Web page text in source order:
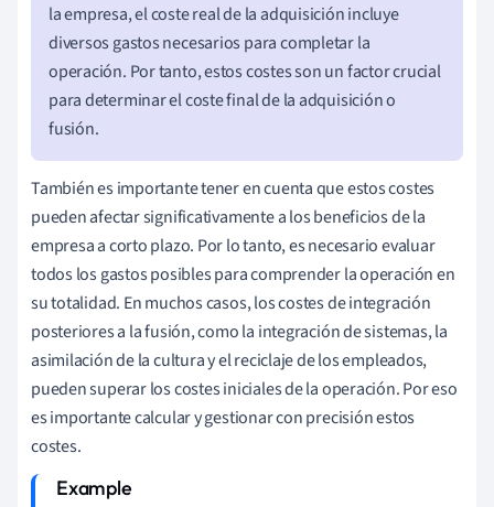
la empresa, el coste real de la adquisición incluye
diversos gastos necesarios para completar la
operación. Por tanto, estos costes son un factor crucial
para determinar el coste final de la adquisición o
fusión.
También es importante tener en cuenta que estos costes
pueden afectar significativamente a los beneficios de la
empresa a corto plazo. Por lo tanto, es necesario evaluar
todos los gastos posibles para comprender la operación en
su totalidad. En muchos casos, los costes de integración
posteriores a la fusión, como la integración de sistemas, la
asimilación de la cultura y el reciclaje de los empleados,
pueden superar los costes iniciales de la operación. Por eso
es importante calcular y gestionar con precisión estos
costes.